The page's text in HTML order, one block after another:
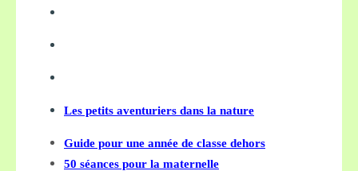
Les petits aventuriers dans la nature
Guide pour une année de classe dehors
50 séances pour la maternelle